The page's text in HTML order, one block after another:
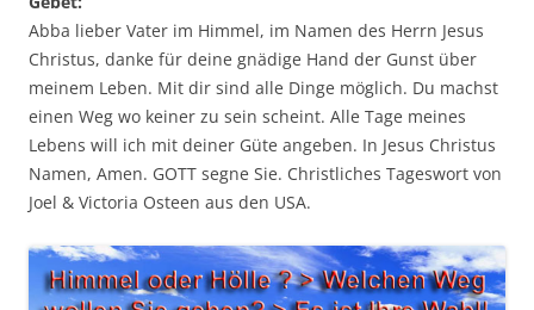
Abba lieber Vater im Himmel, im Namen des Herrn Jesus
Christus, danke für deine gnädige Hand der Gunst über
meinem Leben. Mit dir sind alle Dinge möglich. Du machst
einen Weg wo keiner zu sein scheint. Alle Tage meines
Lebens will ich mit deiner Güte angeben. In Jesus Christus
Namen, Amen. GOTT segne Sie. Christliches Tageswort von
Joel & Victoria Osteen aus den USA.